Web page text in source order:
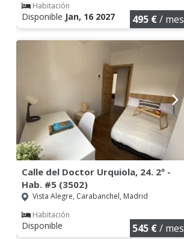
Habitación
Disponible Jan, 16 2027 495 €/ mes
Calle del Doctor Urquiola, 24. 2º -
Hab. #5 (3502)
Vista Alegre, Carabanchel, Madrid
Habitación
Disponible 545 €/ mes